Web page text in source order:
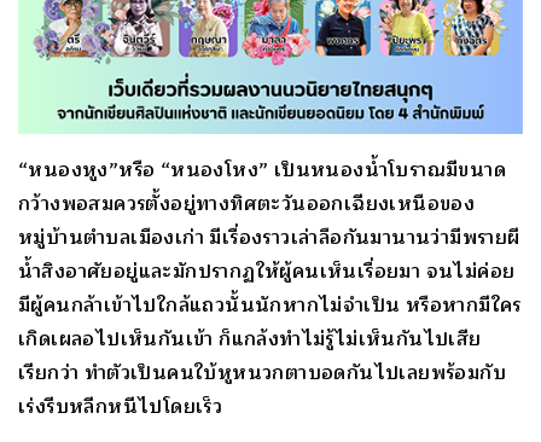
“หนองหูง”หรือ “หนองโหง” เป็นหนองน้ำโบราณมีขนาด
กว้างพอสมควรตั้งอยู่ทางทิศตะวันออกเฉียงเหนือของ
หมู่บ้านตำบลเมืองเก่า มีเรื่องราวเล่าลือกันมานานว่ามีพรายผี
น้ำสิงอาศัยอยู่และมักปรากฏให้ผู้คนเห็นเรื่อยมา จนไม่ค่อย
มีผู้คนกล้าเข้าไปใกล้แถวนั้นนักหากไม่จำเป็น หรือหากมีใคร
เกิดเผลอไปเห็นกันเข้า ก็แกล้งทำไม่รู้ไม่เห็นกันไปเสีย
เรียกว่า ทำตัวเป็นคนใบ้หูหนวกตาบอดกันไปเลยพร้อมกับ
เร่งรีบหลีกหนีไปโดยเร็ว